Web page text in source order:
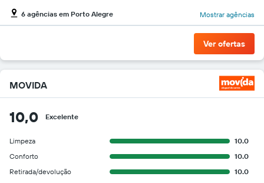
6 agências em Porto Alegre Mostrar agências
Ver ofertas
MOVIDA
10,0 Excelente
Limpeza
10.0
Conforto
10.0
Retirada/devolução
10.0